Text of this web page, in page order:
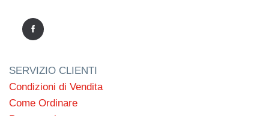
SERVIZIO CLIENTI
Condizioni di Vendita
Come Ordinare